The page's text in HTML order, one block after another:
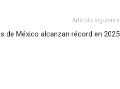
Artículo siguiente
de México alcanzan récord en 2025